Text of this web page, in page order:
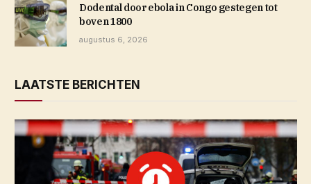
Dodental door ebola in Congo gestegen tot
boven 1800
augustus 6, 2026
LAATSTE BERICHTEN